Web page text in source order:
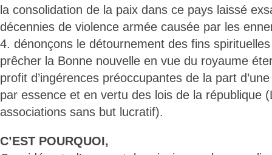
la consolidation de la paix dans ce pays laissé
décennies de violence armée causée par les
4. dénonçons le détournement des fins
prêcher la Bonne nouvelle en vue du royaume
profit d’ingérences préoccupantes de la part
par essence et en vertu des lois de la république
associations sans but lucratif).
C’EST POURQUOI,